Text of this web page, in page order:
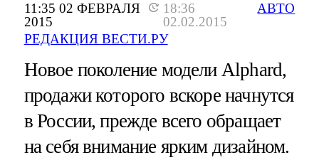
11:35 02 ФЕВРАЛЯ
2015
18:36
02.02.2015
РЕДАКЦИЯ ВЕСТИ.РУ
АВТО
Новое поколение модели Alphard,
продажи которого вскоре начнутся
в России, прежде всего обращает
на себя внимание ярким дизайном.